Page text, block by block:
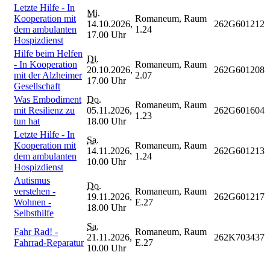
Letzte Hilfe - In
Kooperation mit
dem ambulanten
Hospizdienst
Mi.
14.10.2026,
17.00 Uhr
Romaneum, Raum
1.24
262G601212
Hilfe beim Helfen
- In Kooperation
mit der Alzheimer
Gesellschaft
Di.
20.10.2026,
17.00 Uhr
Romaneum, Raum
2.07
262G601208
Was Embodiment
mit Resilienz zu
tun hat
Do.
05.11.2026,
18.00 Uhr
Romaneum, Raum
1.23
262G601604
Letzte Hilfe - In
Kooperation mit
dem ambulanten
Hospizdienst
Sa.
14.11.2026,
10.00 Uhr
Romaneum, Raum
1.24
262G601213
Autismus
verstehen -
Wohnen -
Selbsthilfe
Do.
19.11.2026,
18.00 Uhr
Romaneum, Raum
E.27
262G601217
Fahr Rad! -
Fahrrad-Reparatur
Sa.
21.11.2026,
10.00 Uhr
Romaneum, Raum
E.27
262K703437